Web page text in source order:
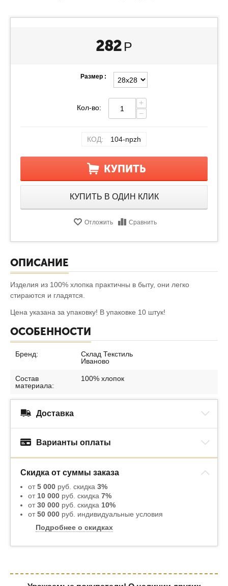
282 Р
Размер :
Кол-во:
+
−
КОД: 104-npzh
КУПИТЬ
КУПИТЬ В ОДИН КЛИК
Отложить Сравнить
ОПИСАНИЕ
Изделия из 100% хлопка практичны в быту, они легко
стираются и гладятся.
Цена указана за упаковку! В упаковке 10 штук!
ОСОБЕННОСТИ
Бренд:
Склад Текстиль
Иваново
Состав
материала:
100% хлопок
Доставка
Варианты оплаты
Скидка от суммы заказа
от5 000 руб. скидка 3%
от 10 000 руб. скидка 7%
от30 000 руб. скидка 10%
от50 000 руб. индивидуальные условия
Подробнее о скидках